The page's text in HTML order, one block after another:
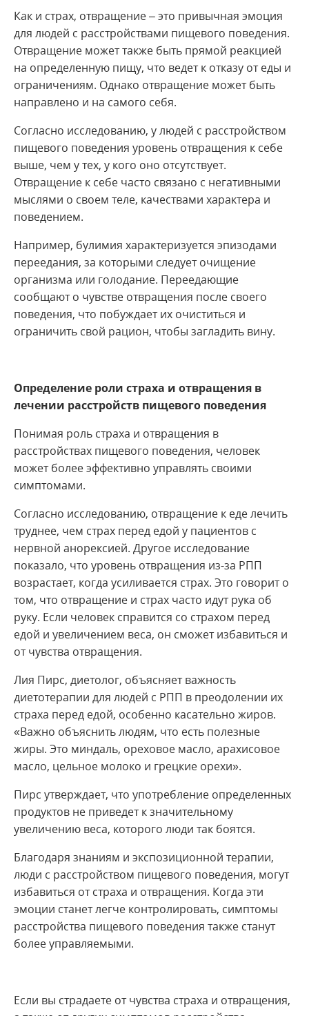
Как и страх, отвращение – это привычная эмоция
для людей с расстройствами пищевого поведения.
Отвращение может также быть прямой реакцией
на определенную пищу, что ведет к отказу от еды и
ограничениям. Однако отвращение может быть
направлено и на самого себя.
Согласно исследованию, у людей с расстройством
пищевого поведения уровень отвращения к себе
выше, чем у тех, у кого оно отсутствует.
Отвращение к себе часто связано с негативными
мыслями о своем теле, качествами характера и ​
поведением.
Например, булимия характеризуется эпизодами
переедания, за которыми следует очищение
организма или голодание. Переедающие
сообщают о чувстве отвращения после своего
поведения, что побуждает их очиститься и
ограничить свой рацион, чтобы загладить вину.
Определение роли страха и отвращения в
лечении расстройств пищевого поведения
Понимая роль страха и отвращения в
расстройствах пищевого поведения, человек
может более эффективно управлять своими
симптомами.
Согласно исследованию, отвращение к еде лечить
труднее, чем страх перед едой у пациентов с
нервной анорексией. Другое исследование
показало, что уровень отвращения из-за РПП
возрастает, когда усиливается страх. Это говорит о
том, что отвращение и страх часто идут рука об
руку. Если человек справится со страхом перед
едой и увеличением веса, он сможет избавиться и
от чувства отвращения.
Лия Пирс, диетолог, объясняет важность
диетотерапии для людей с РПП в преодолении их
страха перед едой, особенно касательно жиров.
«Важно объяснить людям, что есть полезные
жиры. Это миндаль, ореховое масло, арахисовое
масло, цельное молоко и грецкие орехи».
Пирс утверждает, что употребление определенных
продуктов не приведет к значительному
увеличению веса, которого люди так боятся.
Благодаря знаниям и экспозиционной терапии,
люди с расстройством пищевого поведения, могут
избавиться от страха и отвращения. Когда эти
эмоции станет легче контролировать, симптомы
расстройства пищевого поведения также станут
более управляемыми.
Если вы страдаете от чувства страха и отвращения,